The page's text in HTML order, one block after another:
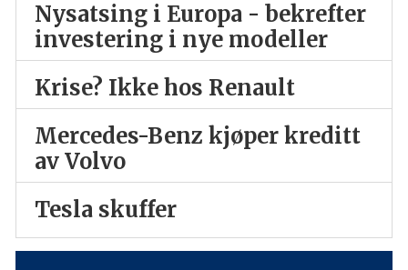
Nysatsing i Europa - bekrefter
investering i nye modeller
Krise? Ikke hos Renault
Mercedes-Benz kjøper kreditt
av Volvo
Tesla skuffer